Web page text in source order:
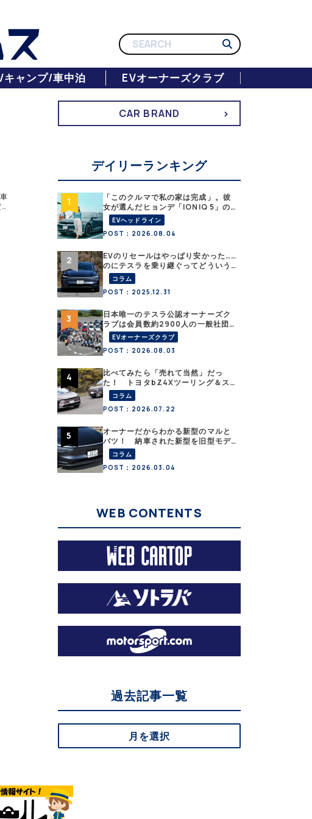
キャンプ/車中泊 EVオーナーズクラブ
CAR BRAND
デイリーランキング
「このクルマで私の家は完成」。彼
女が選んだヒョンデ「IONIQ 5」の
「エネルギーハック」な生活【なな
みんEVレポート その１】
EVヘッドライン
POST：2026.08.04
EVのリセールはやっぱり安かった……
のにテスラを乗り継ぐってどういう
こと？ 【テスラ沼にはまった大学
教授のEV生活・その１】
コラム
POST：2025.12.31
日本唯一のテスラ公認オーナーズク
ラブは会員数約2900人の一般社団
法人〈テスラオーナーズクラブジャ
パン（TOCJ）〉
EVオーナーズクラブ
POST：2026.08.03
比べてみたら「売れて当然」だっ
た！ トヨタbZ4Xツーリング＆ス
バル・トレイルシーカーが販売絶好
調なワケ
コラム
POST：2026.07.22
オーナーだからわかる新型のマルと
バツ！ 納車された新型を旧型モデ
ルＹと細部まで比べてみた【テスラ
沼にはまった大学教授のEV生活・そ
の６】
コラム
POST：2026.03.04
WEB CONTENTS
過去記事一覧
月を選択